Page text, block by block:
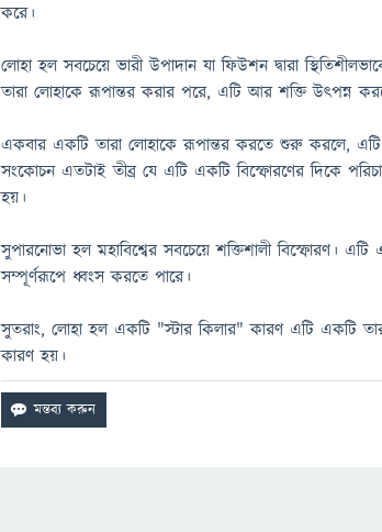
করে।
লোহা হল সবচেয়ে ভারী উপাদান যা ফিউশন দ্বারা
তারা লোহাকে রূপান্তর করার পরে, এটি আর শক্তি উৎপন্ন
একবার একটি তারা লোহাকে রূপান্তর করতে শুরু করলে,
সংকোচন এতটাই তীব্র যে এটি একটি বিস্ফোরণের দিকে
হয়।
সুপারনোভা হল মহাবিশ্বের সবচেয়ে শক্তিশালী বিস্ফোরণ।
সম্পূর্ণরূপে ধ্বংস করতে পারে।
সুতরাং, লোহা হল একটি "স্টার কিলার" কারণ এটি একটি
কারণ হয়।